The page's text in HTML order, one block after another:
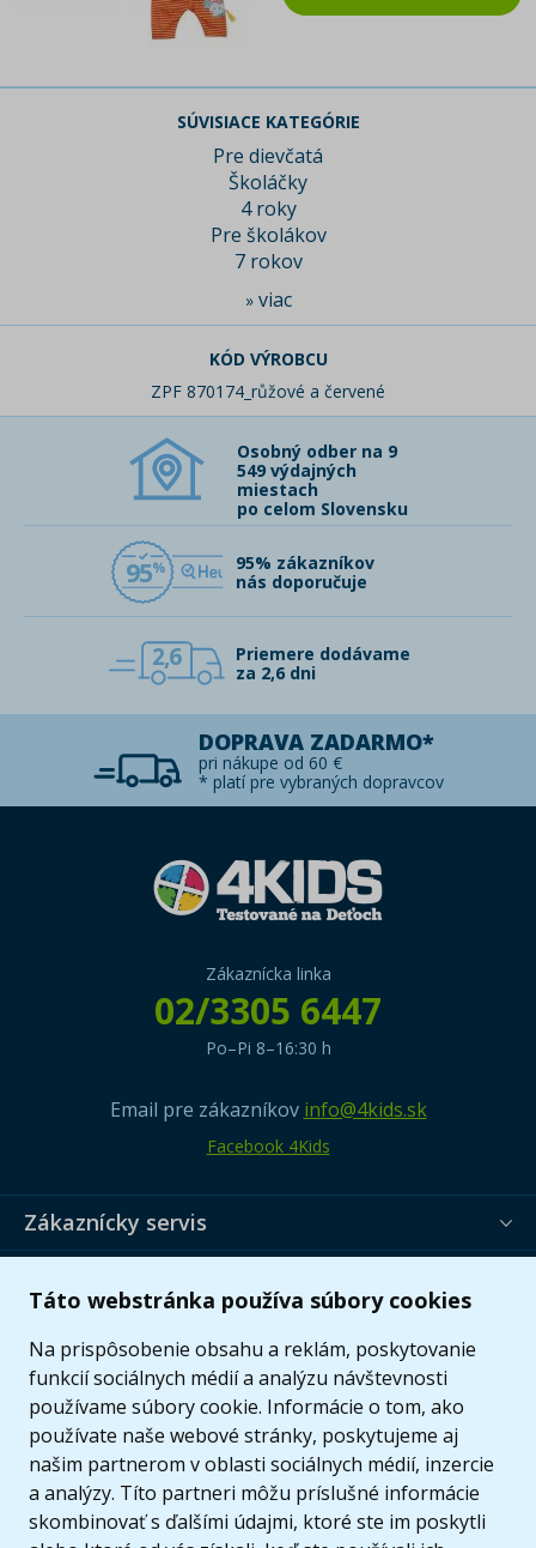
Táto webstránka používa súbory cookies
Na prispôsobenie obsahu a reklám, poskytovanie
funkcií sociálnych médií a analýzu návštevnosti
používame súbory cookie. Informácie o tom, ako
používate naše webové stránky, poskytujeme aj
našim partnerom v oblasti sociálnych médií, inzercie
a analýzy. Títo partneri môžu príslušné informácie
skombinovať s ďalšími údajmi, ktoré ste im poskytli
SÚVISIACE KATEGÓRIE
Pre dievčatá
Školáčky
4 roky
Pre školákov
7 rokov
» viac
KÓD VÝROBCU
ZPF 870174_růžové a červené
Osobný odber na 9
549 výdajných
miestach
po celom Slovensku
95
95% zákazníkov
nás doporučuje
2,6
Priemere dodávame
za 2,6 dni
DOPRAVA ZADARMO*
pri nákupe od 60 €
* platí pre vybraných dopravcov
Zákaznícka linka
02/3305 6447
Po–Pi 8–16:30 h
Email pre zákazníkov info@4kids.sk
Facebook 4Kids
Zákaznícky servis